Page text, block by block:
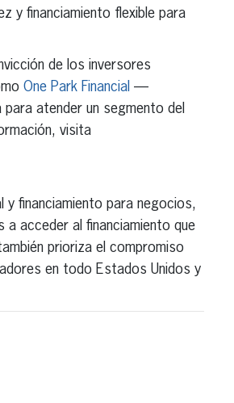
y financiamiento flexible para
de los inversores
One Park Financial —
atender un segmento del
visita
y financiamiento para negocios,
a acceder al financiamiento que
prioriza el compromiso
en todo Estados Unidos y